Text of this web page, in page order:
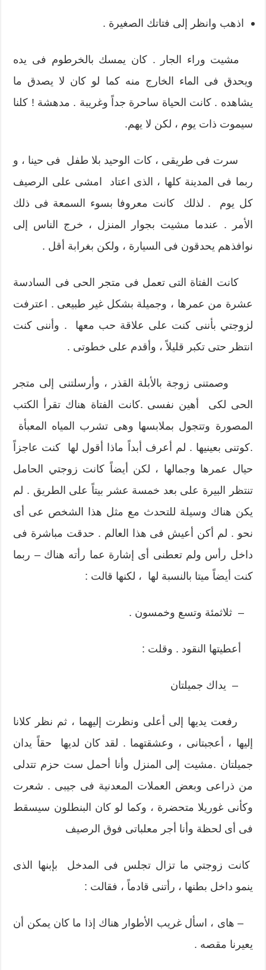
اذهب وانظر إلى فتاتك الصغيرة .
مشيت وراء الجار . كان يمسك بالخرطوم فى يده
ويحدق فى الماء الخارج منه كما لو كان لا يصدق ما
يشاهده . كانت الحياة ساحرة جداً وغريبة . مدهشة ! كلنا
سيموت ذات يوم ، لكن لا يهم.
سرت فى طريقى ، كات الوحيد بلا طفل فى حينا ، و
ربما فى المدينة كلها ، الذى اعتاد امشى على الرصيف
كل يوم . لذلك كانت معروفا بسوء السمعة فى ذلك
الأمر . عندما مشيت بجوار المنزل ، خرج الناس إلى
نوافذهم يحدقون فى السيارة ، ولكن بغرابة أقل .
كانت الفتاة التى تعمل فى متجر الحى فى السادسة
عشرة من عمرها ، وجميلة بشكل غير طبيعى . اعترفت
لزوجتي بأننى كنت على علاقة حب معها . وأننى كنت
انتظر حتى تكبر قليلاً ، وأقدم على خطوتى .
وصمتنى زوجة بالأبلة القذر ، وأرسلتنى إلى متجر
الحى لكى أهين نفسى .كانت الفتاة هناك تقرأ الكتب
المصورة وتتجول بملابسها وهى تشرب المياه المعبأة
.كوتنى بعينيها . لم أعرف أبداً ماذا أقول لها كنت عاجزاً
حيال عمرها وجمالها ، لكن أيضاً كانت زوجتي الحامل
تنتظر البيرة على بعد خمسة عشر بيتاً على الطريق . لم
يكن هناك وسيلة للتحدث مع مثل هذا الشخص عى أى
نحو . لم أكن أعيش فى هذا العالم . حدقت مباشرة فى
داخل رأس ولم تعطنى أى إشارة عما رأته هناك – ربما
كنت أيضاً ميتا بالنسبة لها ، لكنها قالت :
– ثلاثمئة وتسع وخمسون .
أعطيتها النقود . وقلت :
– يداك جميلتان
رفعت يديها إلى أعلى ونظرت إليهما ، ثم نظر كلانا
إليها ، أعجبتانى ، وعشقتهما . لقد كان لديها حقاً يدان
جميلتان .مشيت إلى المنزل وأنا أحمل ست حزم تتدلى
من ذراعى وبعض العملات المعدنية فى جيبى . شعرت
وكأنى غوريلا متحضرة ، وكما لو كان البنطلون سيسقط
فى أى لحظة وأنا أجر معلباتى فوق الرصيف
كانت زوجتي ما تزال تجلس فى المدخل بإبنها الذى
ينمو داخل بطنها ، رأتنى قادماً ، فقالت :
– هاى ، اسأل غريب الأطوار هناك إذا ما كان يمكن أن
يعيرنا مقصه .